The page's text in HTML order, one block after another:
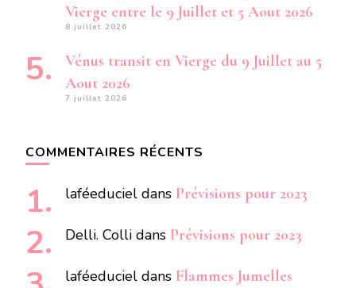
Vierge entre le 9 Juillet et 5 Aout 2026
8 juillet 2026
Vénus transit en Vierge du 9 Juillet au 5
Aout 2026
7 juillet 2026
COMMENTAIRES RÉCENTS
laféeduciel dans Prévisions pour 2023
Delli. Colli dans Prévisions pour 2023
laféeduciel dans Flammes Jumelles